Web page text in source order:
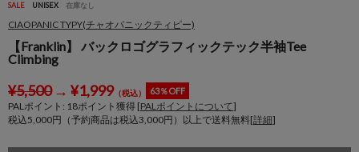
SALE UNISEX 在庫なし
CIAOPANIC TYPY(チャオパニックティピー)
【Franklin】 バックロゴグラフィックテック半袖Tee
Climbing
¥5,500→ ¥1,999 （税込） 63％OFF
PALポイント: 18ポイント獲得 [PALポイントについて]
税込5,000円（予約商品は税込3,000円）以上で送料無料[詳細]